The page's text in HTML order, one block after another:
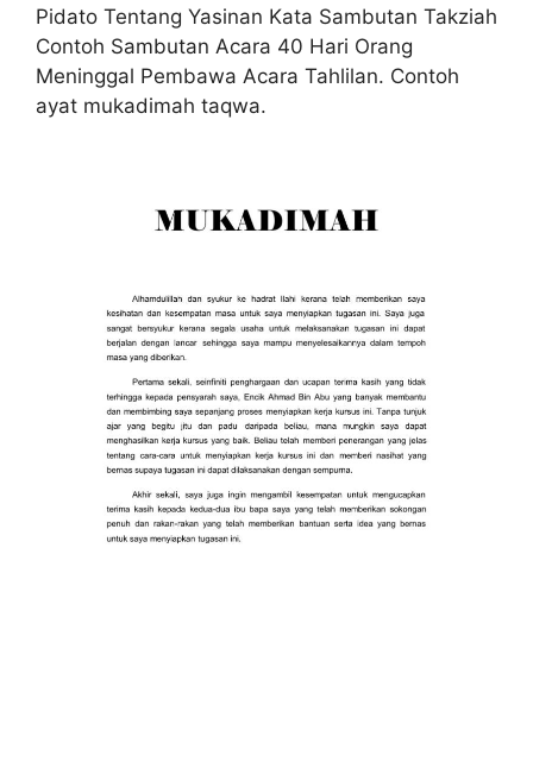
Pidato Tentang Yasinan Kata Sambutan Takziah
Contoh Sambutan Acara 40 Hari Orang
Meninggal Pembawa Acara Tahlilan. Contoh
ayat mukadimah taqwa.